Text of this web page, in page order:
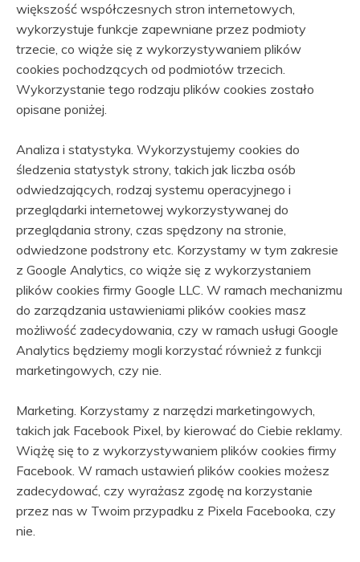
większość współczesnych stron internetowych,
wykorzystuje funkcje zapewniane przez podmioty
trzecie, co wiąże się z wykorzystywaniem plików
cookies pochodzących od podmiotów trzecich.
Wykorzystanie tego rodzaju plików cookies zostało
opisane poniżej.
Analiza i statystyka. Wykorzystujemy cookies do
śledzenia statystyk strony, takich jak liczba osób
odwiedzających, rodzaj systemu operacyjnego i
przeglądarki internetowej wykorzystywanej do
przeglądania strony, czas spędzony na stronie,
odwiedzone podstrony etc. Korzystamy w tym zakresie
z Google Analytics, co wiąże się z wykorzystaniem
plików cookies firmy Google LLC. W ramach mechanizmu
do zarządzania ustawieniami plików cookies masz
możliwość zadecydowania, czy w ramach usługi Google
Analytics będziemy mogli korzystać również z funkcji
marketingowych, czy nie.
Marketing. Korzystamy z narzędzi marketingowych,
takich jak Facebook Pixel, by kierować do Ciebie reklamy.
Wiążę się to z wykorzystywaniem plików cookies firmy
Facebook. W ramach ustawień plików cookies możesz
zadecydować, czy wyrażasz zgodę na korzystanie
przez nas w Twoim przypadku z Pixela Facebooka, czy
nie.